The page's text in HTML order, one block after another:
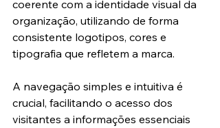
coerente com a identidade visual da
organização, utilizando de forma
consistente logotipos, cores e
tipografia que refletem a marca.
A navegação simples e intuitiva é
crucial, facilitando o acesso dos
visitantes a informações essenciais